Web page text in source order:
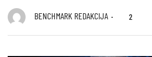
BENCHMARK REDAKCIJA 2